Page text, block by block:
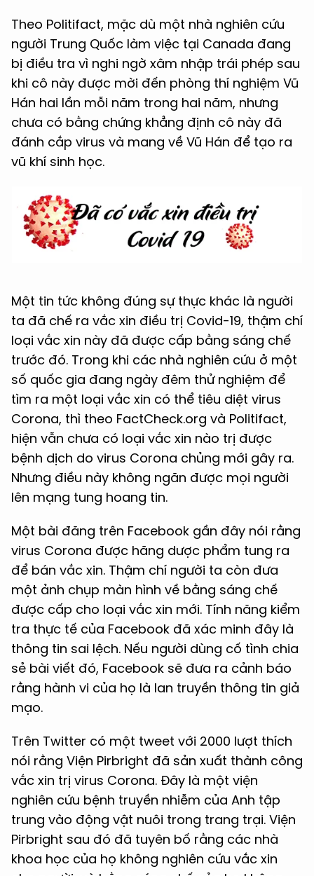
Theo Politifact, mặc dù một nhà nghiên cứu
người Trung Quốc làm việc tại Canada đang
bị điều tra vì nghi ngờ xâm nhập trái phép sau
khi cô này được mời đến phòng thí nghiệm Vũ
Hán hai lần mỗi năm trong hai năm, nhưng
chưa có bằng chứng khẳng định cô này đã
đánh cắp virus và mang về Vũ Hán để tạo ra
vũ khí sinh học.
Một tin tức không đúng sự thực khác là người
ta đã chế ra vắc xin điều trị Covid-19, thậm chí
loại vắc xin này đã được cấp bằng sáng chế
trước đó. Trong khi các nhà nghiên cứu ở một
số quốc gia đang ngày đêm thử nghiệm để
tìm ra một loại vắc xin có thể tiêu diệt virus
Corona, thì theo FactCheck.org và Politifact,
hiện vẫn chưa có loại vắc xin nào trị được
bệnh dịch do virus Corona chủng mới gây ra.
Nhưng điều này không ngăn được mọi người
lên mạng tung hoang tin.
Một bài đăng trên Facebook gần đây nói rằng
virus Corona được hãng dược phẩm tung ra
để bán vắc xin. Thậm chí người ta còn đưa
một ảnh chụp màn hình về bằng sáng chế
được cấp cho loại vắc xin mới. Tính năng kiểm
tra thực tế của Facebook đã xác minh đây là
thông tin sai lệch. Nếu người dùng cố tình chia
sẻ bài viết đó, Facebook sẽ đưa ra cảnh báo
rằng hành vi của họ là lan truyền thông tin giả
mạo.
Trên Twitter có một tweet với 2000 lượt thích
nói rằng Viện Pirbright đã sản xuất thành công
vắc xin trị virus Corona. Đây là một viện
nghiên cứu bệnh truyền nhiễm của Anh tập
trung vào động vật nuôi trong trang trại. Viện
Pirbright sau đó đã tuyên bố rằng các nhà
khoa học của họ không nghiên cứu vắc xin